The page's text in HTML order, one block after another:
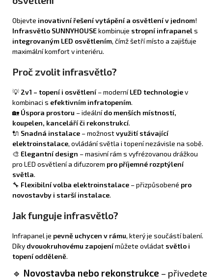
Objevte inovativní řešení vytápění a osvětlení v jednom!
Infrasvětlo SUNNYHOUSEkombinuje stropní infrapanels
integrovaným LED osvětlením, čímž šetří místo a zajišťuje
maximální komfort v interiéru.
Proč zvolit infrasvětlo?
💡 2v1 – topení i osvětlení – moderníLED technologiev
kombinaci s efektivním infratopením.
🏡 Úspora prostoru – ideálnído menších místností,
koupelen, kanceláří či rekonstrukcí.
🔌 Snadná instalace – možnostvyužití stávající
elektroinstalace, ovládání světla i topení nezávisle na sobě.
🎨 Elegantní design – masivní rám s vyfrézovanou drážkou
pro LED osvětlení a difuzorem pro příjemné rozptýlení
světla.
🔧 Flexibilní volba elektroinstalace – přizpůsobené pro
novostavby i starší instalace.
Jak funguje infrasvětlo?
Infrapanel je pevně uchycen v rámu, který je součástí balení.
Díky dvouokruhovému zapojenímůžete ovládat světlo i
topení odděleně.
🔹 Novostavba nebo rekonstrukce – přivedete